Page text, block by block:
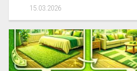
15.03.2026